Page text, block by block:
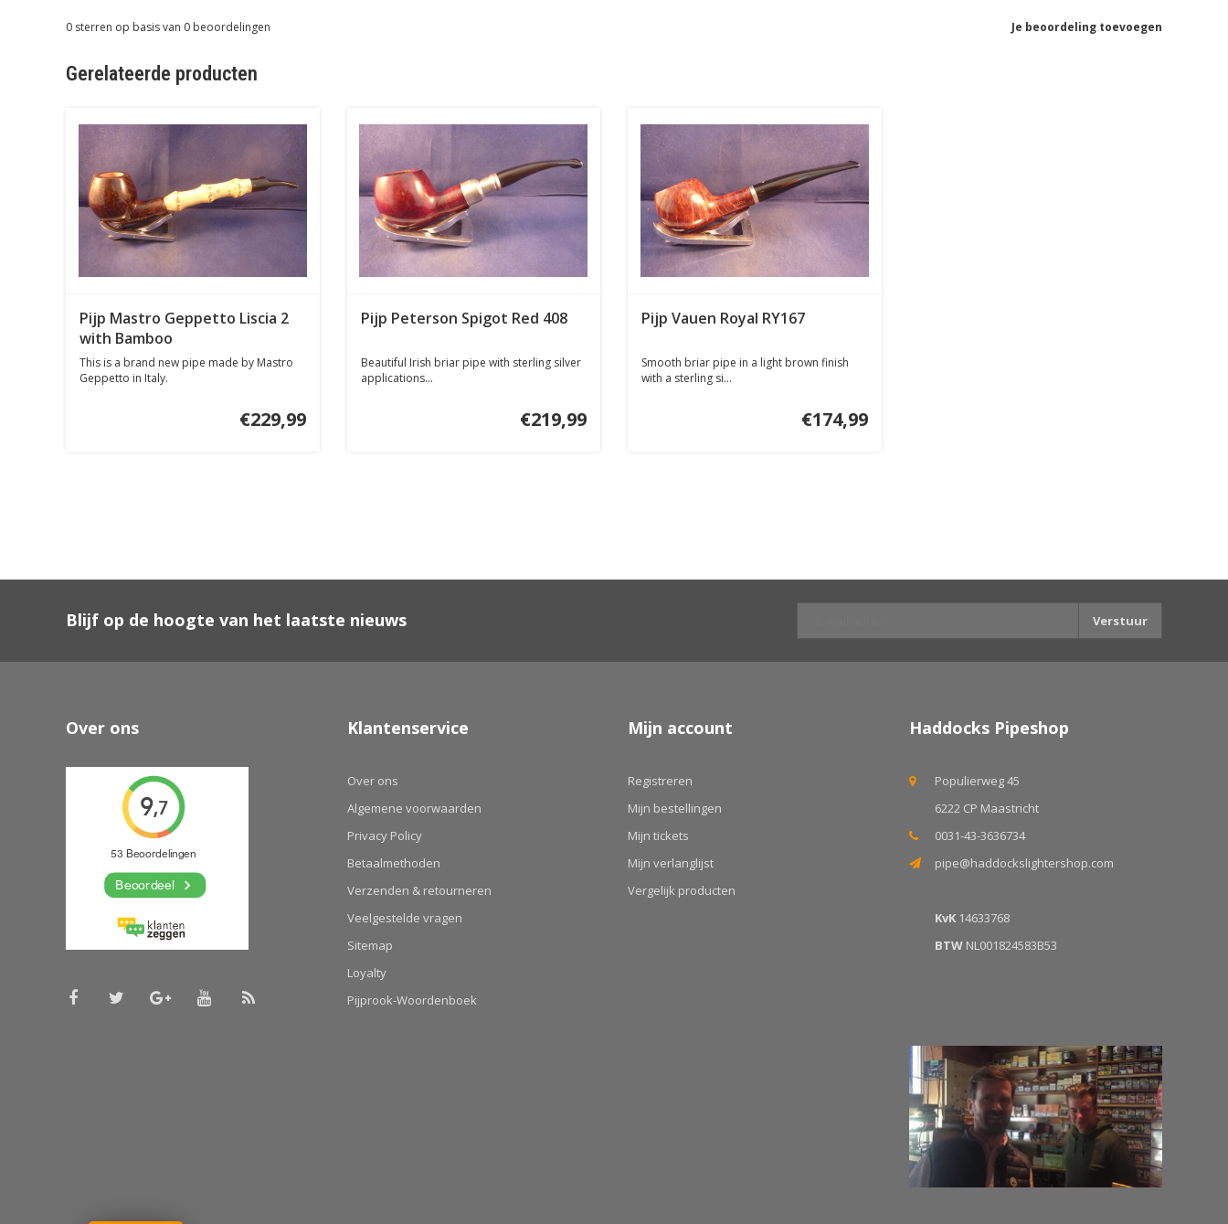
Je beoordeling toevoegen
0 sterren op basis van 0 beoordelingen
Gerelateerde producten
Pijp Mastro Geppetto Liscia 2
with Bamboo
This is a brand new pipe made by Mastro
Geppetto in Italy.
€229,99
Pijp Peterson Spigot Red 408
Beautiful Irish briar pipe with sterling silver
applications...
€219,99
Pijp Vauen Royal RY167
Smooth briar pipe in a light brown finish
with a sterling si...
€174,99
Blijf op de hoogte van het laatste nieuws Verstuur
Over ons Klantenservice
Over ons
Algemene voorwaarden
Privacy Policy
Betaalmethoden
Verzenden & retourneren
Veelgestelde vragen
Sitemap
Loyalty
Pijprook-Woordenboek
Mijn account
Registreren
Mijn bestellingen
Mijn tickets
Mijn verlanglijst
Vergelijk producten
Haddocks Pipeshop
Populierweg 45
6222 CP Maastricht
0031-43-3636734
pipe@haddockslightershop.com
KvK14633768
BTWNL001824583B53